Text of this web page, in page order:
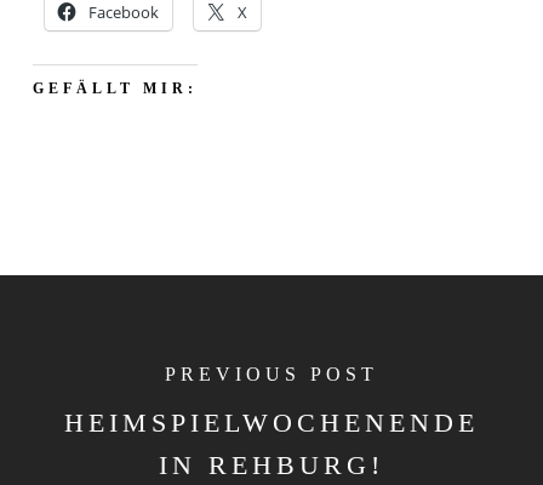
Facebook X
GEFÄLLT MIR:
PREVIOUS POST
HEIMSPIELWOCHENENDE
IN REHBURG!